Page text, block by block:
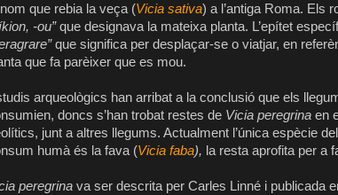
que rebia la veça (Vicia sativa) a l’antiga Roma. Els
-ou”que designava la mateixa planta. L’epítet
que significa per desplaçar-se o viatjar, en
que fa parèixer que es mou.
arqueològics han arribat a la conclusió que els
doncs s’han trobat restes de Vicia peregrina en
junt a altres llegums. Actualment l’única espècie
humà és la fava (Vicia faba), la resta aprofita per a
peregrina va ser descrita per Carles Linné i publicada